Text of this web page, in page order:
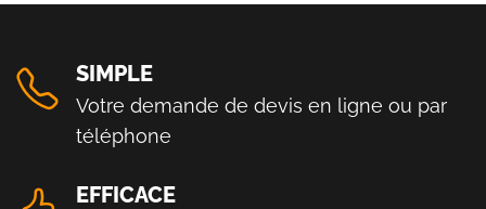
SIMPLE
Votre demande de devis en ligne ou par
téléphone
EFFICACE